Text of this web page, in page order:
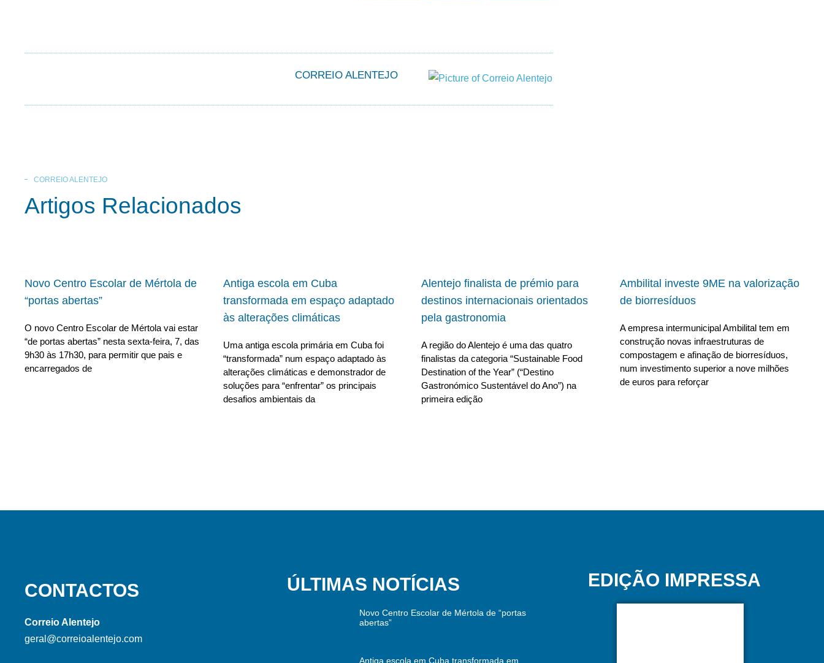
CORREIO ALENTEJO
CORREIO ALENTEJO
Artigos Relacionados
Novo Centro Escolar de Mértola de
“portas abertas”
O novo Centro Escolar de Mértola vai estar
“de portas abertas” nesta sexta-feira, 7, das
9h30 às 17h30, para permitir que pais e
encarregados de
Antiga escola em Cuba
transformada em espaço adaptado
às alterações climáticas
Uma antiga escola primária em Cuba foi
“transformada” num espaço adaptado às
alterações climáticas e demonstrador de
soluções para “enfrentar” os principais
desafios ambientais da
Alentejo finalista de prémio para
destinos internacionais orientados
pela gastronomia
A região do Alentejo é uma das quatro
finalistas da categoria “Sustainable Food
Destination of the Year” (“Destino
Gastronómico Sustentável do Ano”) na
primeira edição
Ambilital investe 9ME na valorização
de biorresíduos
A empresa intermunicipal Ambilital tem em
construção novas infraestruturas de
compostagem e afinação de biorresíduos,
num investimento superior a nove milhões
de euros para reforçar
CONTACTOS
Correio Alentejo
geral@correioalentejo.com
ÚLTIMAS NOTÍCIAS
Novo Centro Escolar de Mértola de “portas
abertas”
Antiga escola em Cuba transformada em
EDIÇÃO IMPRESSA